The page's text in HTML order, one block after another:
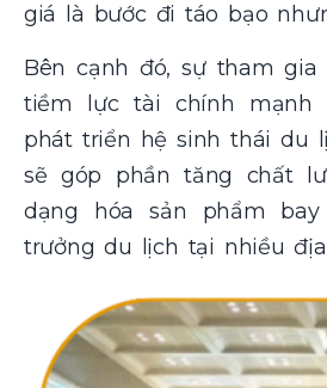
giá là bước đi táo bạo
Bên cạnh đó, sự tham
tiềm lực tài chính mạnh
phát triển hệ sinh thái du
sẽ góp phần tăng chất
dạng hóa sản phẩm
trưởng du lịch tại nhiều